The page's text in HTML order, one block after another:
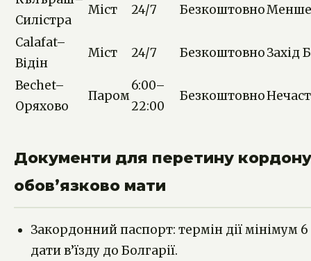
Силістра
Міст 24/7 БезкоштовноМенше
Calafat–
Відін
Міст 24/7 БезкоштовноЗахід
Bechet–
Оряхово
Паром
6:00–
22:00
Безкоштовно
Документи для перетину
обов’язково мати
Закордонний паспорт: термін дії мінімум 6
дати в’їзду до Болгарії.